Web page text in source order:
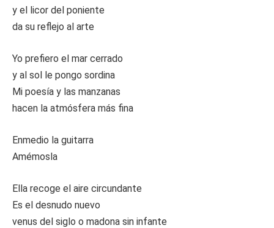
y el licor del poniente
da su reflejo al arte
Yo prefiero el mar cerrado
y al sol le pongo sordina
Mi poesía y las manzanas
hacen la atmósfera más fina
Enmedio la guitarra
Amémosla
Ella recoge el aire circundante
Es el desnudo nuevo
venus del siglo o madona sin infante